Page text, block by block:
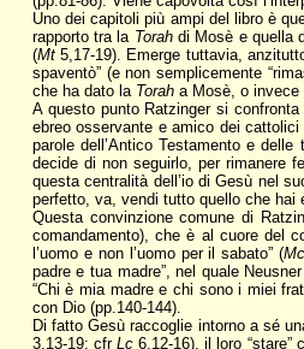
Uno dei capitoli più ampi del libro è
rapporto tra la Torahdi Mosè e quella
(Mt5,17-19). Emerge tuttavia,
spaventò” (e non semplicemente
che ha dato la Toraha Mosè, o invece
A questo punto Ratzinger si
ebreo osservante e amico dei
parole dell’Antico Testamento e
decide di non seguirlo, per rimanere
questa centralità dell’io di Gesù nel
perfetto, va, vendi tutto quello che hai
Questa convinzione comune di
comandamento), che è al cuore del
l’uomo e non l’uomo per il sabato” (Mc
padre e tua madre”, nel quale
“Chi è mia madre e chi sono i miei
con Dio (pp.140-144).
Di fatto Gesù raccoglie intorno a sé
3,13-19; cfrLc 6,12-16), il loro